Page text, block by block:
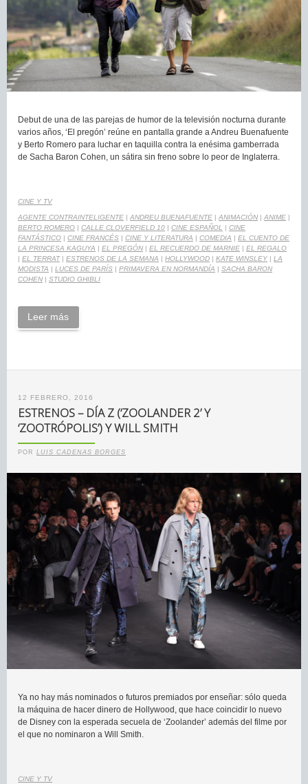
Debut de una de las parejas de humor de la televisión nocturna durante
varios años, ‘El pregón’ reúne en pantalla grande a Andreu Buenafuente
y Berto Romero para luchar en taquilla contra la enésima gamberrada
de Sacha Baron Cohen, un sátira sin freno sobre lo peor de Inglaterra.
CINE Y TV
AGENTE CONTRAINTELIGENTE | ANDREU BUENAFUENTE | ANIMACIÓN | ANIME |
BERTO ROMERO | CALLE CLOVERFIELD 10 | CINE ESPAÑOL | CINE
FANTÁSTICO | CINE FRANCÉS | CINE Y LITERATURA | COMEDIA | EL CUENTO DE
LA PRINCESA KAGUYA | EL PREGÓN | EL RECUERDO DE MARNIE | EL REGALO
| EL TERRAT| ESTRENOS DE LA SEMANA | HOLLYWOOD | KATE WINSLEY | LA
MODISTA | LUCES DE PARÍS | PRIMAVERA EN NORMANDÍA | SACHA BARON
COHEN | STUDIO GHIBLI
Leer más
12 FEBRERO, 2016
ESTRENOS – DÍA Z (‘ZOOLANDER 2’ Y
‘ZOOTRÓPOLIS’) Y WILL SMITH
POR LUIS CADENAS BORGES
Ya no hay más nominados o futuros premiados por enseñar: sólo queda
la máquina de hacer dinero de Hollywood, que hace coincidir lo nuevo
de Disney con la esperada secuela de ‘Zoolander’ además del filme por
el que no nominaron a Will Smith.
CINE Y TV